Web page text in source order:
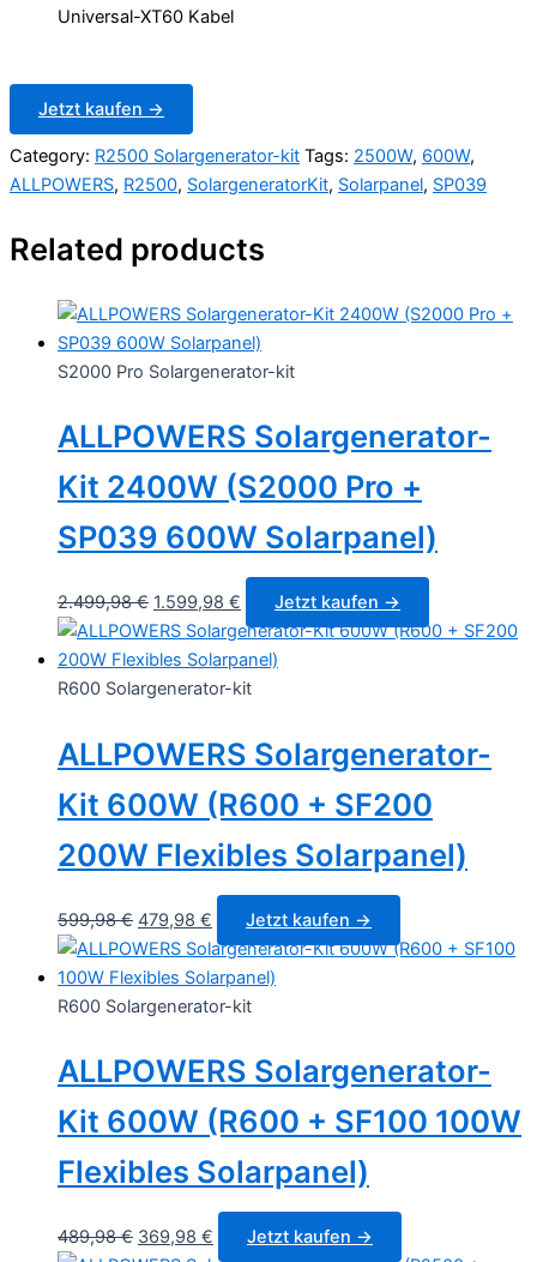
Universal-XT60 Kabel
Jetzt kaufen →
Category: R2500 Solargenerator-kit Tags: 2500W, 600W,
ALLPOWERS, R2500, SolargeneratorKit, Solarpanel, SP039
Related products
S2000 Pro Solargenerator-kit
ALLPOWERS Solargenerator-
Kit 2400W (S2000 Pro +
SP039 600W Solarpanel)
2.499,98€ Original
price
was:
2.499,98 €.
1.599,98 € Current
price
is:
1.599,98 €.
Jetzt kaufen →
R600 Solargenerator-kit
ALLPOWERS Solargenerator-
Kit 600W (R600 + SF200
200W Flexibles Solarpanel)
599,98€ Original
price
was:
599,98 €.
479,98 € Current
price
is:
479,98 €.
Jetzt kaufen →
R600 Solargenerator-kit
ALLPOWERS Solargenerator-
Kit 600W (R600 + SF100 100W
Flexibles Solarpanel)
489,98€ Original
369,98 € CurrentJetzt kaufen →